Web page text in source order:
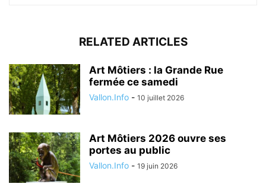
RELATED ARTICLES
Art Môtiers : la Grande Rue
fermée ce samedi
Vallon.Info - 10 juillet 2026
Art Môtiers 2026 ouvre ses
portes au public
Vallon.Info - 19 juin 2026